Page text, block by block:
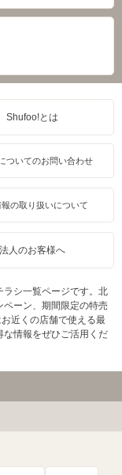
Shufoo!とは
ついてのお問い合わせ
の取り扱いについて
法人のお客様へ
シ一覧ページです。北
ーン、期間限定の特売
近くの店舗で使える最
な情報をぜひご活用くだ